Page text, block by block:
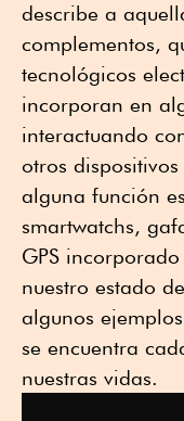
describe a
complementos,
tecnológicos
incorporan en
interactuando
otros
alguna función
smartwatchs,
GPS
nuestro estado
algunos
se encuentra
nuestras vidas.